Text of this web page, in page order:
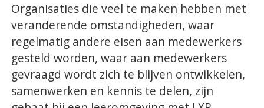
Organisaties die veel te maken hebben met
veranderende omstandigheden, waar
regelmatig andere eisen aan medewerkers
gesteld worden, waar aan medewerkers
gevraagd wordt zich te blijven ontwikkelen,
samenwerken en kennis te delen, zijn